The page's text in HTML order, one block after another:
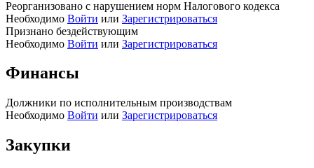
Реорганизовано с нарушением норм Налогового кодекса
Необходимо Войти или Зарегистрироваться
Признано бездействующим
Необходимо Войти или Зарегистрироваться
Финансы
Должники по исполнительным производствам
Необходимо Войти или Зарегистрироваться
Закупки